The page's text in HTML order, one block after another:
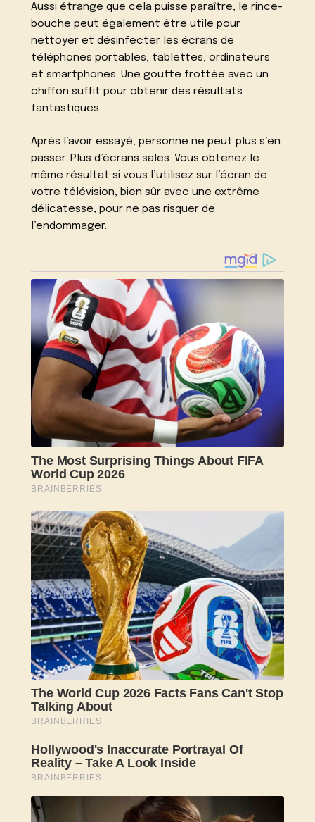
Aussi étrange que cela puisse paraître, le rince-
bouche peut également être utile pour
nettoyer et désinfecter les écrans de
téléphones portables, tablettes, ordinateurs
et smartphones. Une goutte frottée avec un
chiffon suffit pour obtenir des résultats
fantastiques.
Après l’avoir essayé, personne ne peut plus s’en
passer. Plus d’écrans sales. Vous obtenez le
même résultat si vous l’utilisez sur l’écran de
votre télévision, bien sûr avec une extrême
délicatesse, pour ne pas risquer de
l’endommager.